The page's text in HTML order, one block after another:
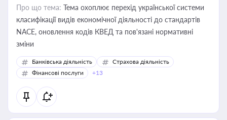
Про що тема: Тема охоплює перехід української системи
класифікації видів економічної діяльності до стандартів
NACE, оновлення кодів КВЕД та пов'язані нормативні
зміни
Банківська діяльність
Страхова діяльність
Фінансові послуги
+13